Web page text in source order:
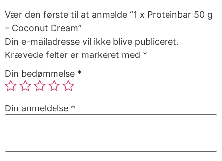
Vær den første til at anmelde “1 x Proteinbar 50 g
– Coconut Dream”
Din e-mailadresse vil ikke blive publiceret.
Krævede felter er markeret med *
Din bedømmelse *
Din anmeldelse *